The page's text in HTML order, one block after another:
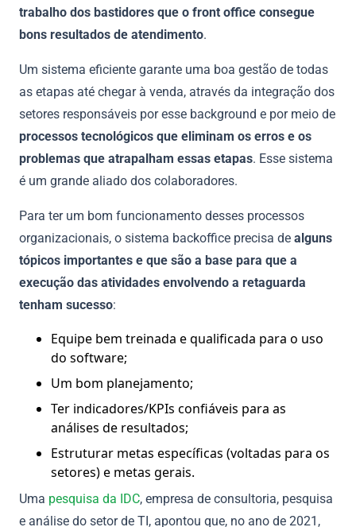
trabalho dos bastidores que o front office consegue
bons resultados de atendimento.
Um sistema eficiente garante uma boa gestão de todas
as etapas até chegar à venda, através da integração dos
setores responsáveis por esse background e por meio de
processos tecnológicos que eliminam os erros e os
problemas que atrapalham essas etapas. Esse sistema
é um grande aliado dos colaboradores.
Para ter um bom funcionamento desses processos
organizacionais, o sistema backoffice precisa de alguns
tópicos importantes e que são a base para que a
execução das atividades envolvendo a retaguarda
tenham sucesso:
Equipe bem treinada e qualificada para o uso
do software;
Um bom planejamento;
Ter indicadores/KPIs confiáveis para as
análises de resultados;
Estruturar metas específicas (voltadas para os
setores) e metas gerais.
Uma pesquisa da IDC, empresa de consultoria, pesquisa
e análise do setor de TI, apontou que, no ano de 2021,